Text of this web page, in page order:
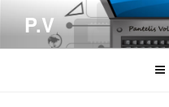
περιεχόμενο
P.V